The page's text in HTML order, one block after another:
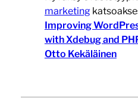
marketing
Improving
with Xdebug and
Otto Kekäläinen